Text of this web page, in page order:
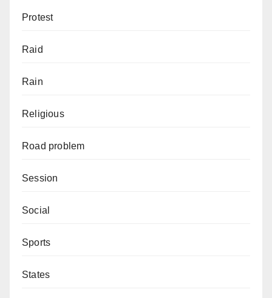
Protest
Raid
Rain
Religious
Road problem
Session
Social
Sports
States